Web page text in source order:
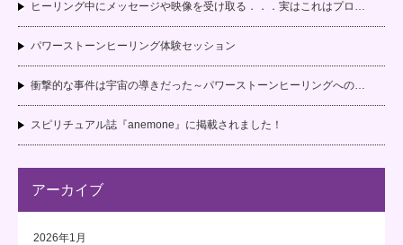
ヒーリング中にメッセージや映像を受け取る．．．実はこれはプロ…
パワーストーンヒーリング体験セッション
衝撃的な事件は宇宙の導きだった～パワーストーンヒーリングへの…
スピリチュアル誌『anemone』に掲載されました！
アーカイブ
2026年1月